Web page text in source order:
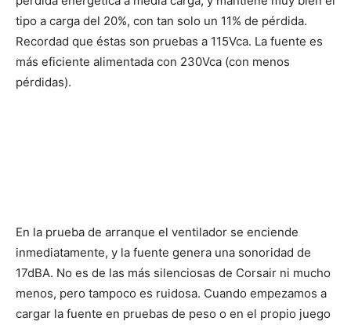
tipo a carga del 20%, con tan solo un 11% de pérdida.
Recordad que éstas son pruebas a 115Vca. La fuente es
más eficiente alimentada con 230Vca (con menos
pérdidas).
En la prueba de arranque el ventilador se enciende
inmediatamente, y la fuente genera una sonoridad de
17dBA. No es de las más silenciosas de Corsair ni mucho
menos, pero tampoco es ruidosa. Cuando empezamos a
cargar la fuente en pruebas de peso o en el propio juego